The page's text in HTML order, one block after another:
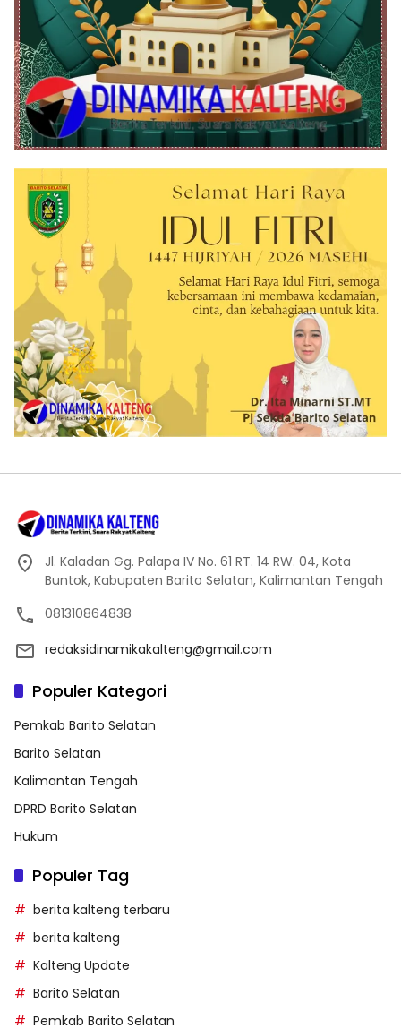
Jl. Kaladan Gg. Palapa IV No. 61 RT. 14 RW. 04, Kota
Buntok, Kabupaten Barito Selatan, Kalimantan Tengah
081310864838
redaksidinamikakalteng@gmail.com
Populer Kategori
Pemkab Barito Selatan
Barito Selatan
Kalimantan Tengah
DPRD Barito Selatan
Hukum
Populer Tag
berita kalteng terbaru
berita kalteng
Kalteng Update
Barito Selatan
Pemkab Barito Selatan